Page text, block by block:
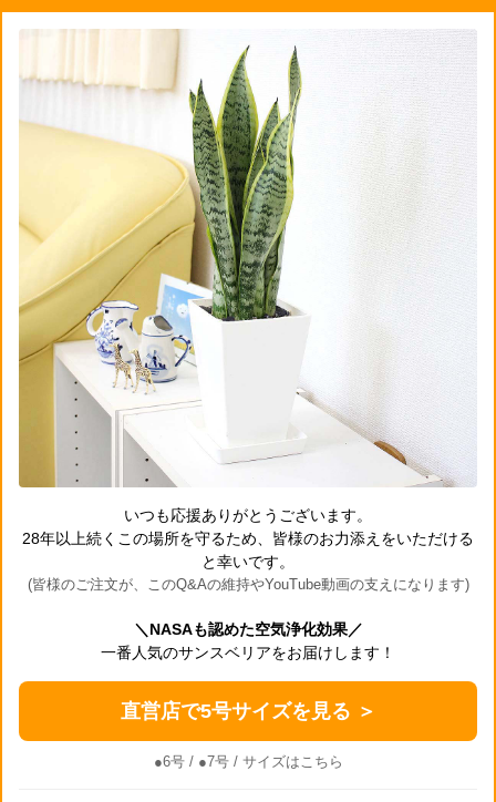
いつも応援ありがとうございます。
28年以上続くこの場所を守るため、皆様のお力添えをいただける
と幸いです。
(皆様のご注文が、このQ&Aの維持やYouTube動画の支えになります)
＼NASAも認めた空気浄化効果／
一番人気のサンスベリアをお届けします！
直営店で5号サイズを見る ＞
●6号/ ●7号/ サイズはこちら